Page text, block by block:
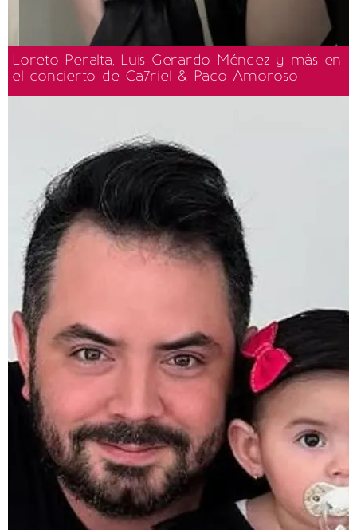
Loreto Peralta, Luis Gerardo Méndez y más en
el concierto de Ca7riel & Paco Amoroso